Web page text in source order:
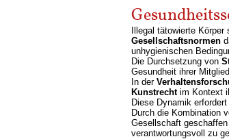
Illegal tätowierte
Gesellschaftsnormen
unhygienischen
Die Durchsetzung von
Gesundheit ihrer
In der
Kunstrechtim Kontext
Diese Dynamik
Durch die Kombination
Gesellschaft
verantwortungsvoll zu